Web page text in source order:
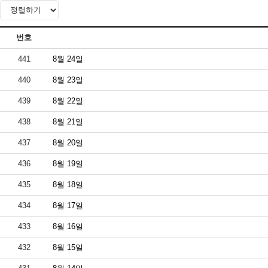
번호
441 8월 24일
440 8월 23일
439 8월 22일
438 8월 21일
437 8월 20일
436 8월 19일
435 8월 18일
434 8월 17일
433 8월 16일
432 8월 15일